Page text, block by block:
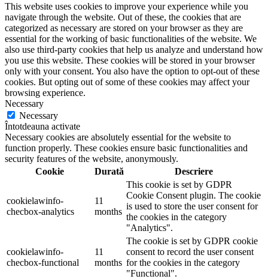
This website uses cookies to improve your experience while you
navigate through the website. Out of these, the cookies that are
categorized as necessary are stored on your browser as they are
essential for the working of basic functionalities of the website. We
also use third-party cookies that help us analyze and understand how
you use this website. These cookies will be stored in your browser
only with your consent. You also have the option to opt-out of these
cookies. But opting out of some of these cookies may affect your
browsing experience.
Necessary
Necessary
Întotdeauna activate
Necessary cookies are absolutely essential for the website to
function properly. These cookies ensure basic functionalities and
security features of the website, anonymously.
Cookie
Durată Descriere
cookielawinfo-
checbox-analytics
11
months
This cookie is set by GDPR
Cookie Consent plugin. The cookie
is used to store the user consent for
the cookies in the category
"Analytics".
cookielawinfo-
checbox-functional
11
months
The cookie is set by GDPR cookie
consent to record the user consent
for the cookies in the category
"Functional".